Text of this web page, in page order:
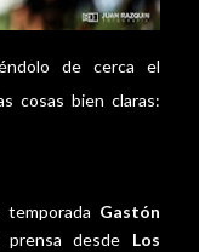
de cerca el
cosas bien claras:
Gastón
desde Los